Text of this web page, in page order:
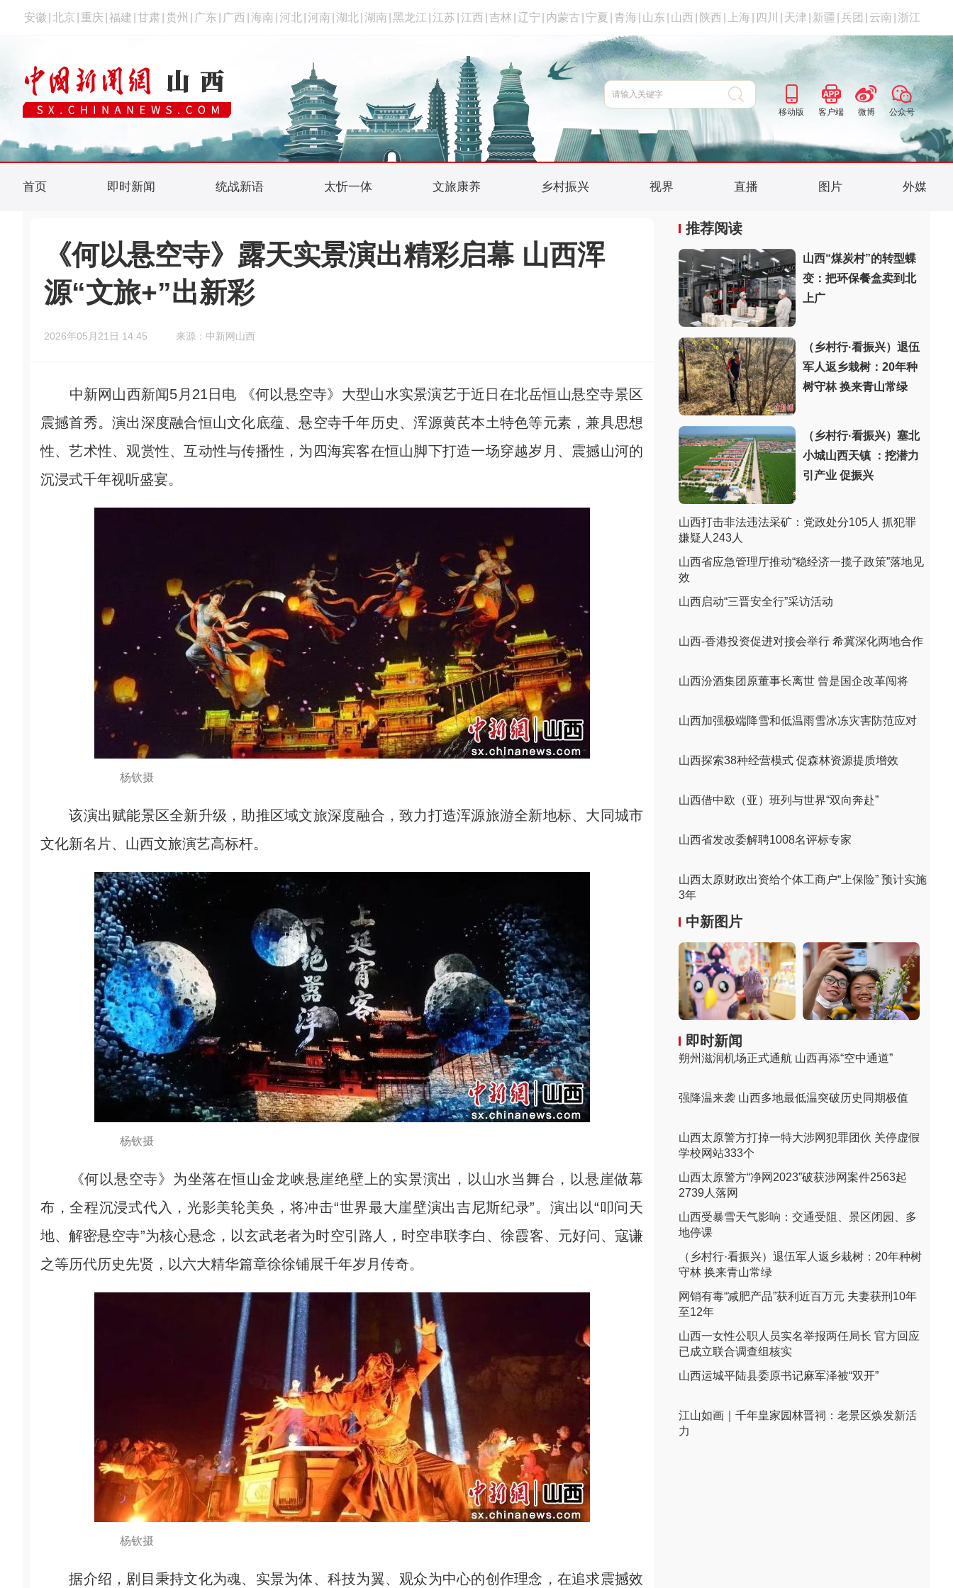
安徽 北京 重庆 福建 甘肃 贵州 广东 广西 海南 河北 河南 湖北 湖南 黑龙江 江苏 江西 吉林 辽宁 内蒙古 宁夏 青海 山东 山西 陕西 上海 四川 天津 新疆 兵团 云南 浙江
移动版 客户端 微博 公众号
首页 即时新闻 统战新语 太忻一体 文旅康养 乡村振兴 视界 直播 图片 外媒
《何以悬空寺》露天实景演出精彩启幕 山西浑
源“文旅+”出新彩
2026年05月21日 14:45 来源：中新网山西
中新网山西新闻5月21日电 《何以悬空寺》大型山水实景演艺于近日在北岳恒山悬空寺景区
震撼首秀。演出深度融合恒山文化底蕴、悬空寺千年历史、浑源黄芪本土特色等元素，兼具思想
性、艺术性、观赏性、互动性与传播性，为四海宾客在恒山脚下打造一场穿越岁月、震撼山河的
沉浸式千年视听盛宴。
杨钦摄
该演出赋能景区全新升级，助推区域文旅深度融合，致力打造浑源旅游全新地标、大同城市
文化新名片、山西文旅演艺高标杆。
杨钦摄
《何以悬空寺》为坐落在恒山金龙峡悬崖绝壁上的实景演出，以山水当舞台，以悬崖做幕
布，全程沉浸式代入，光影美轮美奂，将冲击“世界最大崖壁演出吉尼斯纪录”。演出以“叩问天
地、解密悬空寺”为核心悬念，以玄武老者为时空引路人，时空串联李白、徐霞客、元好问、寇谦
之等历代历史先贤，以六大精华篇章徐徐铺展千年岁月传奇。
杨钦摄
据介绍，剧目秉持文化为魂、实景为体、科技为翼、观众为中心的创作理念，在追求震撼效
推荐阅读
山西“煤炭村”的转型蝶
变：把环保餐盒卖到北
上广
（乡村行·看振兴）退伍
军人返乡栽树：20年种
树守林 换来青山常绿
（乡村行·看振兴）塞北
小城山西天镇 ：挖潜力
引产业 促振兴
山西打击非法违法采矿：党政处分105人 抓犯罪
嫌疑人243人
山西省应急管理厅推动“稳经济一揽子政策”落地见
效
山西启动“三晋安全行”采访活动
山西-香港投资促进对接会举行 希冀深化两地合作
山西汾酒集团原董事长离世 曾是国企改革闯将
山西加强极端降雪和低温雨雪冰冻灾害防范应对
山西探索38种经营模式 促森林资源提质增效
山西借中欧（亚）班列与世界“双向奔赴”
山西省发改委解聘1008名评标专家
山西太原财政出资给个体工商户“上保险” 预计实施
3年
中新图片
即时新闻
朔州滋润机场正式通航 山西再添“空中通道”
强降温来袭 山西多地最低温突破历史同期极值
山西太原警方打掉一特大涉网犯罪团伙 关停虚假
学校网站333个
山西太原警方“净网2023”破获涉网案件2563起
2739人落网
山西受暴雪天气影响：交通受阻、景区闭园、多
地停课
（乡村行·看振兴）退伍军人返乡栽树：20年种树
守林 换来青山常绿
网销有毒“减肥产品”获利近百万元 夫妻获刑10年
至12年
山西一女性公职人员实名举报两任局长 官方回应
已成立联合调查组核实
山西运城平陆县委原书记麻军泽被“双开”
江山如画｜千年皇家园林晋祠：老景区焕发新活
力